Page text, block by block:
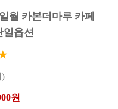
월 카본더마루 카페
일옵션
)
원